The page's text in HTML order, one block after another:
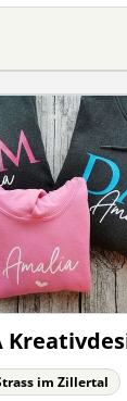
im Zillertal